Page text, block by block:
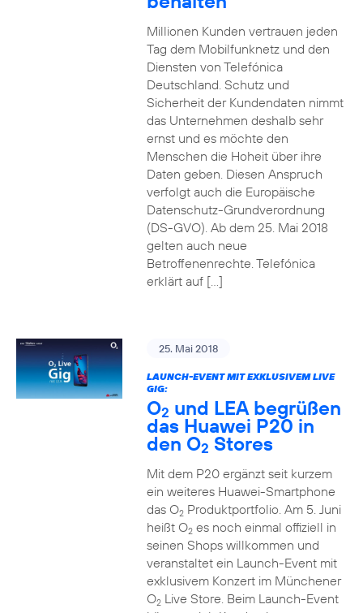
Millionen Kunden vertrauen jeden
Tag dem Mobilfunknetz und den
Diensten von Telefónica
Deutschland. Schutz und
Sicherheit der Kundendaten nimmt
das Unternehmen deshalb sehr
ernst und es möchte den
Menschen die Hoheit über ihre
Daten geben. Diesen Anspruch
verfolgt auch die Europäische
Datenschutz-Grundverordnung
(DS-GVO). Ab dem 25. Mai 2018
gelten auch neue
Betroffenenrechte. Telefónica
erklärt auf […]
25. Mai 2018
LAUNCH-EVENT MIT EXKLUSIVEM LIVE
GIG:
O2 und LEA begrüßen
das Huawei P20 in
den O2 Stores
Mit dem P20 ergänzt seit kurzem
ein weiteres Huawei-Smartphone
das O2Produktportfolio. Am 5. Juni
heißt O2es noch einmal offiziell in
seinen Shops willkommen und
veranstaltet ein Launch-Event mit
exklusivem Konzert im Münchener
O2Live Store. Beim Launch-Event